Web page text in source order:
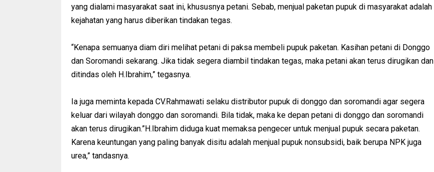
yang dialami masyarakat saat ini, khususnya petani. Sebab, menjual paketan pupuk di masyarakat adalah
kejahatan yang harus diberikan tindakan tegas.
“Kenapa semuanya diam diri melihat petani di paksa membeli pupuk paketan. Kasihan petani di Donggo
dan Soromandi sekarang. Jika tidak segera diambil tindakan tegas, maka petani akan terus dirugikan dan
ditindas oleh H.Ibrahim,” tegasnya.
Ia juga meminta kepada CV.Rahmawati selaku distributor pupuk di donggo dan soromandi agar segera
keluar dari wilayah donggo dan soromandi. Bila tidak, maka ke depan petani di donggo dan soromandi
akan terus dirugikan.”H.Ibrahim diduga kuat memaksa pengecer untuk menjual pupuk secara paketan.
Karena keuntungan yang paling banyak disitu adalah menjual pupuk nonsubsidi, baik berupa NPK juga
urea,” tandasnya.